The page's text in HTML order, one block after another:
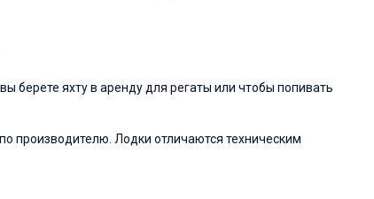
берете яхту в аренду для регаты или чтобы попивать
производителю. Лодки отличаются техническим